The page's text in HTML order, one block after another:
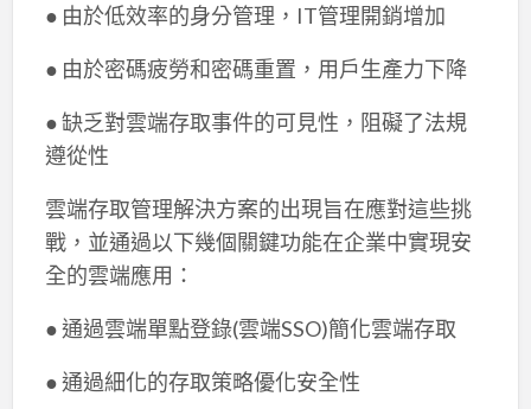
● 由於低效率的身分管理，IT管理開銷增加
● 由於密碼疲勞和密碼重置，用戶生產力下降
● 缺乏對雲端存取事件的可見性，阻礙了法規
遵從性
雲端存取管理解決方案的出現旨在應對這些挑
戰，並通過以下幾個關鍵功能在企業中實現安
全的雲端應用：
● 通過雲端單點登錄(雲端SSO)簡化雲端存取
● 通過細化的存取策略優化安全性